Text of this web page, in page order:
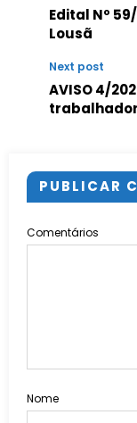
Edital Nº
Lousã
Next post
AVISO 4/
PUBLICAR
Comentários
Nome